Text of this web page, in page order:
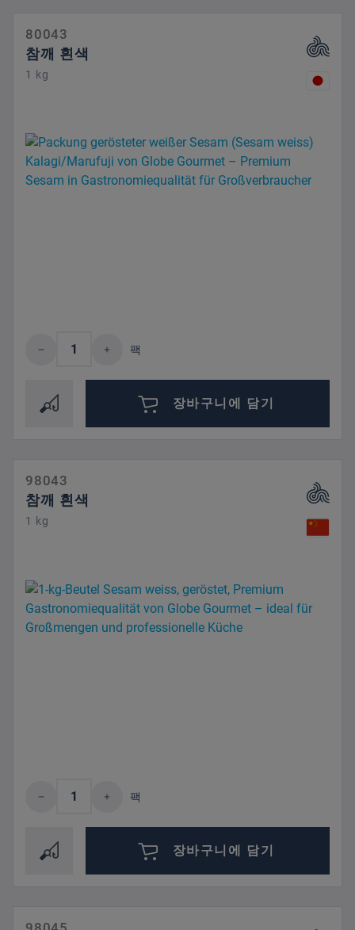
80043
참깨 흰색
1 kg
제품 수량: 원하는 값을 입력하거나 버튼
팩
장바구니에 담기
98043
참깨 흰색
1 kg
제품 수량: 원하는 값을 입력하거나 버튼
팩
장바구니에 담기